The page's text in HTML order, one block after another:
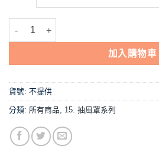
【莊之屋TU-6170除油煙機(家用)】抽風
加入購物車
貨號: 不提供
分類: 所有商品, 15. 抽風罩系列